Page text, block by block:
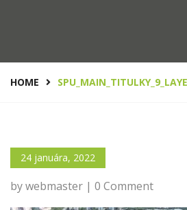
HOME
24 januára, 2022
by webmaster | 0 Comment